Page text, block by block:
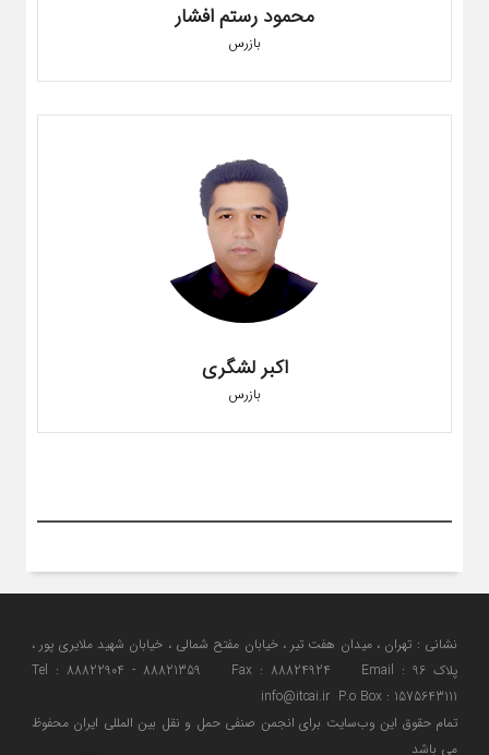
محمود رستم افشار
بازرس
اکبر لشگری
بازرس
نشانی : تهران ، میدان هفت تیر ، خیابان مفتح شمالی ، خیابان شهید ملایری پور ،
پلاک 96 Tel : 88822904 - 88821359 Fax : 88824924 Email :
info@itcai.ir P.o Box : 1575643111
تمام حقوق اين وب‌سايت برای انجمن صنفی حمل و نقل بین المللی ایران محفوظ
می باشد